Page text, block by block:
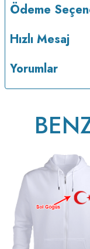
Ödeme
Hızlı Mesaj
Yorumlar